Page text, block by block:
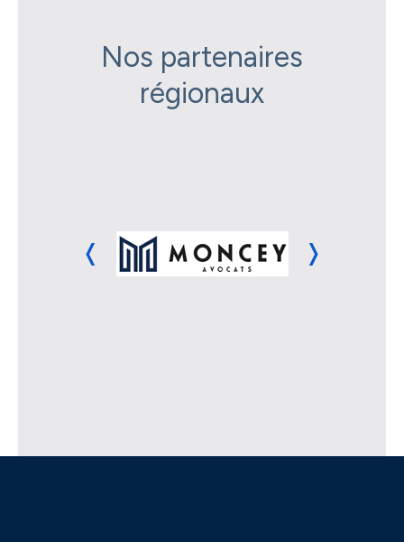
Nos partenaires
régionaux
❬ ❭